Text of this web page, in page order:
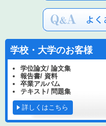
学校・大学のお客様
学位論文/ 論文集
報告書/ 資料
卒業アルバム
テキスト/ 問題集
詳しくはこちら